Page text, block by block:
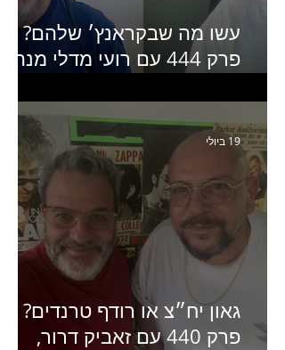
עשו מה שבקראנץ׳ שלהם?
פרק 444 עם רועי מדלי מנהל
האחרון של קראנץ׳
גאון יח״צ או רודף טרנדים?
פרק 440 עם זאביק דרור,
19 ביולי